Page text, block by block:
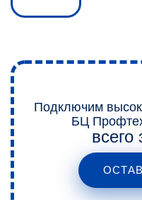
Подключим
БЦ
всего
2
и
и